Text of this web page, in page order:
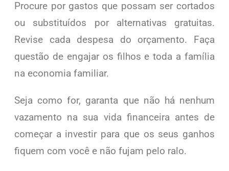
Procure por gastos que possam ser cortados
ou substituídos por alternativas gratuitas.
Revise cada despesa do orçamento. Faça
questão de engajar os filhos e toda a família
na economia familiar.
Seja como for, garanta que não há nenhum
vazamento na sua vida financeira antes de
começar a investir para que os seus ganhos
fiquem com você e não fujam pelo ralo.